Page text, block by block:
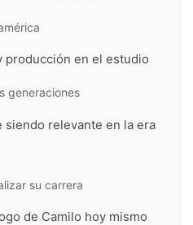
producción en el estudio
generaciones
siendo relevante en la era
su carrera
de Camilo hoy mismo